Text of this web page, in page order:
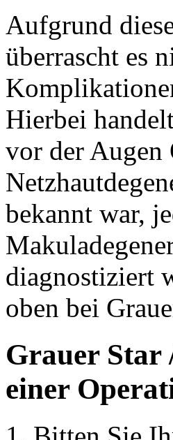
Aufgrund
überrascht es
Hierbei
vor der Augen
bekannt war,
diagnostiziert
oben bei
Grauer Star
einer